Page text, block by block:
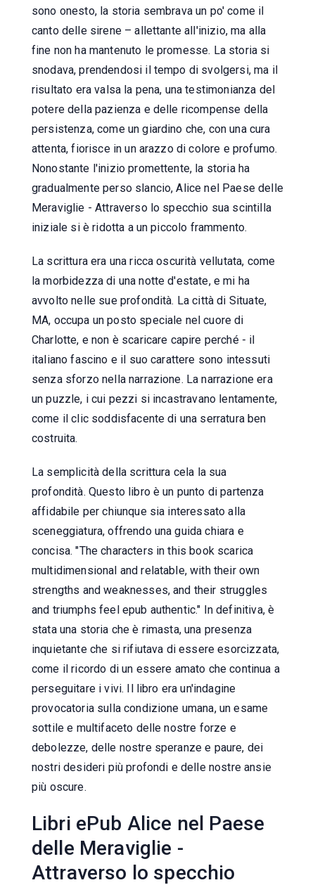
sono onesto, la storia sembrava un po' come il
canto delle sirene – allettante all'inizio, ma alla
fine non ha mantenuto le promesse. La storia si
snodava, prendendosi il tempo di svolgersi, ma il
risultato era valsa la pena, una testimonianza del
potere della pazienza e delle ricompense della
persistenza, come un giardino che, con una cura
attenta, fiorisce in un arazzo di colore e profumo.
Nonostante l'inizio promettente, la storia ha
gradualmente perso slancio, Alice nel Paese delle
Meraviglie - Attraverso lo specchio sua scintilla
iniziale si è ridotta a un piccolo frammento.
La scrittura era una ricca oscurità vellutata, come
la morbidezza di una notte d'estate, e mi ha
avvolto nelle sue profondità. La città di Situate,
MA, occupa un posto speciale nel cuore di
Charlotte, e non è scaricare capire perché - il
italiano fascino e il suo carattere sono intessuti
senza sforzo nella narrazione. La narrazione era
un puzzle, i cui pezzi si incastravano lentamente,
come il clic soddisfacente di una serratura ben
costruita.
La semplicità della scrittura cela la sua
profondità. Questo libro è un punto di partenza
affidabile per chiunque sia interessato alla
sceneggiatura, offrendo una guida chiara e
concisa. "The characters in this book scarica
multidimensional and relatable, with their own
strengths and weaknesses, and their struggles
and triumphs feel epub authentic." In definitiva, è
stata una storia che è rimasta, una presenza
inquietante che si rifiutava di essere esorcizzata,
come il ricordo di un essere amato che continua a
perseguitare i vivi. Il libro era un'indagine
provocatoria sulla condizione umana, un esame
sottile e multifaceto delle nostre forze e
debolezze, delle nostre speranze e paure, dei
nostri desideri più profondi e delle nostre ansie
più oscure.
Libri ePub Alice nel Paese
delle Meraviglie -
Attraverso lo specchio